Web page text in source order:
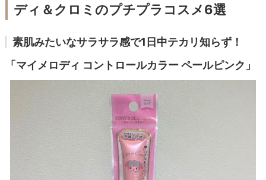
ディ＆クロミのプチプラコスメ6選
素肌みたいなサラサラ感で1日中テカリ知らず！
「マイメロディ コントロールカラー ペールピンク」